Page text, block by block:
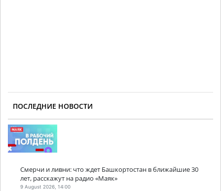
ПОСЛЕДНИЕ НОВОСТИ
Смерчи и ливни: что ждет Башкортостан в ближайшие 30
лет, расскажут на радио «Маяк»
9 August 2026, 14:00